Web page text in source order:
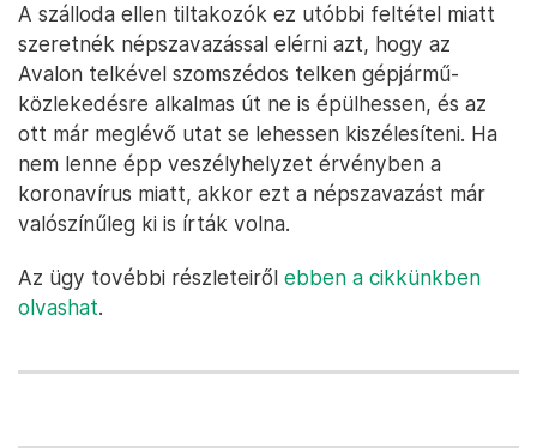
A szálloda ellen tiltakozók ez utóbbi feltétel miatt
szeretnék népszavazással elérni azt, hogy az
Avalon telkével szomszédos telken gépjármű-
közlekedésre alkalmas út ne is épülhessen, és az
ott már meglévő utat se lehessen kiszélesíteni. Ha
nem lenne épp veszélyhelyzet érvényben a
koronavírus miatt, akkor ezt a népszavazást már
valószínűleg ki is írták volna.
Az ügy tovébbi részleteiről ebben a cikkünkben
olvashat.